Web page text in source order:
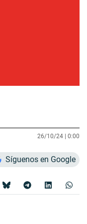
26/10/24 | 0:00
Síguenos en Google